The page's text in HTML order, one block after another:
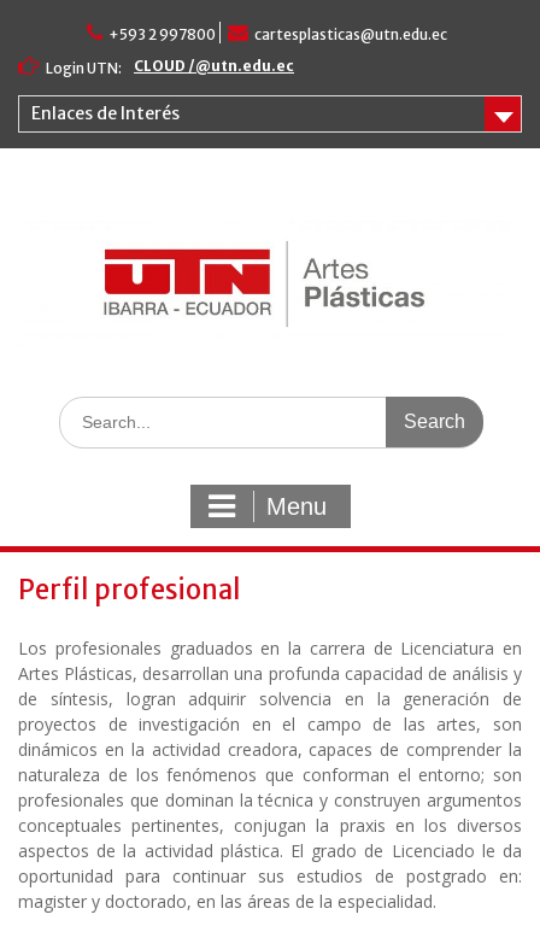
content
+593 2 997800
cartesplasticas@utn.edu.ec
Login UTN:
CLOUD /@utn.edu.ec
Enlaces de Interés
Search
for:
Menu
Perfil profesional
Los profesionales graduados en la carrera de Licenciatura en
Artes Plásticas, desarrollan una profunda capacidad de análisis y
de síntesis, logran adquirir solvencia en la generación de
proyectos de investigación en el campo de las artes, son
dinámicos en la actividad creadora, capaces de comprender la
naturaleza de los fenómenos que conforman el entorno; son
profesionales que dominan la técnica y construyen argumentos
conceptuales pertinentes, conjugan la praxis en los diversos
aspectos de la actividad plástica. El grado de Licenciado le da
oportunidad para continuar sus estudios de postgrado en:
magister y doctorado, en las áreas de la especialidad.